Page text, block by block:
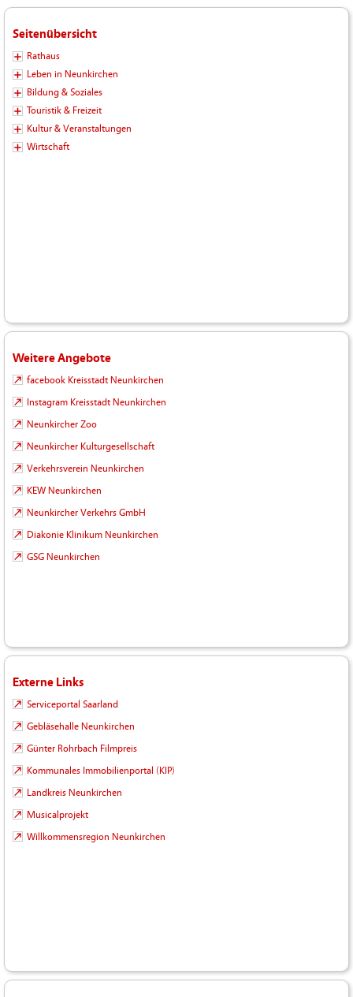
Seitenübersicht
Rathaus
Leben in Neunkirchen
Bildung & Soziales
Touristik & Freizeit
Kultur & Veranstaltungen
Wirtschaft
Weitere Angebote
facebook Kreisstadt Neunkirchen
Instagram Kreisstadt Neunkirchen
Neunkircher Zoo
Neunkircher Kulturgesellschaft
Verkehrsverein Neunkirchen
KEW Neunkirchen
Neunkircher Verkehrs GmbH
Diakonie Klinikum Neunkirchen
GSG Neunkirchen
Externe Links
Serviceportal Saarland
Gebläsehalle Neunkirchen
Günter Rohrbach Filmpreis
Kommunales Immobilienportal (KIP)
Landkreis Neunkirchen
Musicalprojekt
Willkommensregion Neunkirchen